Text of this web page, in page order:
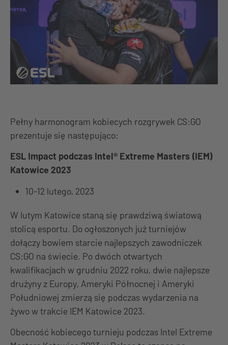
Pełny harmonogram kobiecych rozgrywek CS:GO
prezentuje się następująco:
ESL Impact podczas Intel® Extreme Masters (IEM)
Katowice 2023
10-12 lutego, 2023
W lutym Katowice staną się prawdziwą światową
stolicą esportu. Do ogłoszonych już turniejów
dołączy bowiem starcie najlepszych zawodniczek
CS:GO na świecie. Po dwóch otwartych
kwalifikacjach w grudniu 2022 roku, dwie najlepsze
drużyny z Europy, Ameryki Północnej i Ameryki
Południowej zmierzą się podczas wydarzenia na
żywo w trakcie IEM Katowice 2023.
Obecność kobiecego turnieju podczas Intel Extreme